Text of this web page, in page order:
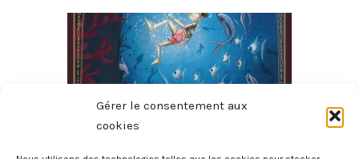
Gérer le consentement aux
cookies